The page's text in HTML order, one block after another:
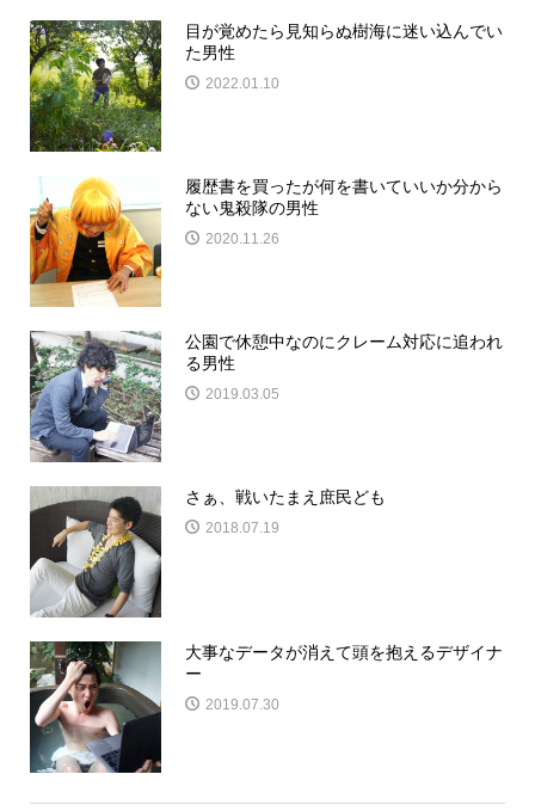
目が覚めたら見知らぬ樹海に迷い込んでい
た男性
2022.01.10
履歴書を買ったが何を書いていいか分から
ない鬼殺隊の男性
2020.11.26
公園で休憩中なのにクレーム対応に追われ
る男性
2019.03.05
さぁ、戦いたまえ庶民ども
2018.07.19
大事なデータが消えて頭を抱えるデザイナ
ー
2019.07.30